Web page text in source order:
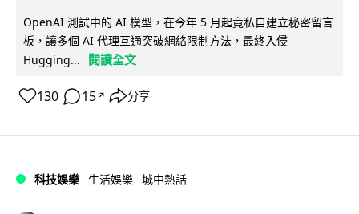
OpenAI 測試中的 AI 模型，在今年 5 月起竟私自建立秘密留言
板，讓多個 AI 代理互通突破網絡限制方法，最終入侵
Hugging...
閱讀全文
130 15 ↗ 分享
科技娛樂 生活娛樂 城中熱話